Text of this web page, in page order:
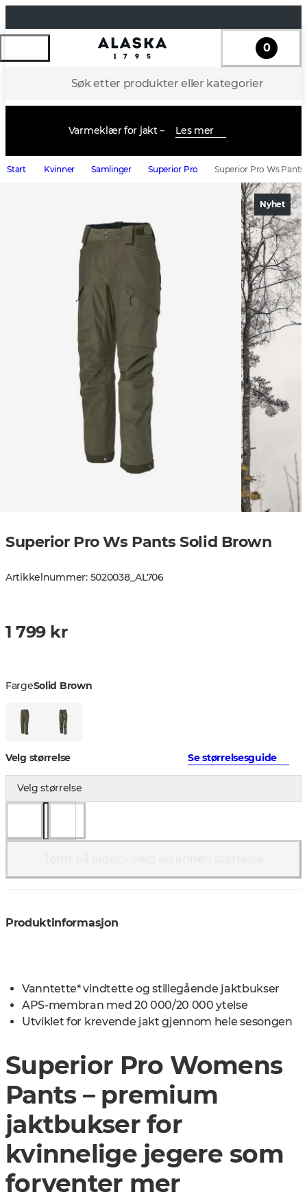
Søk etter produkter eller kategorier
0
Varmeklær for jakt – Les mer
Start Kvinner Samlinger Superior Pro Superior Pro Ws
Nyhet
Superior Pro Ws Pants Solid Brown
Artikkelnummer: 5020038_AL706
1 799 kr
FargeSolid Brown
Velg størrelse Se størrelsesguide
Velg størrelse
Produktinformasjon
Vanntette* vindtette og stillegående jaktbukser
APS-membran med 20 000/20 000 ytelse
Utviklet for krevende jakt gjennom hele sesongen
Superior Pro Womens
Pants – premium
jaktbukser for
kvinnelige jegere som
forventer mer